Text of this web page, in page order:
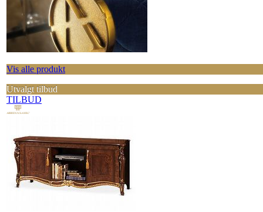
Vis alle produkt
Utvalgt tilbud
TILBUD